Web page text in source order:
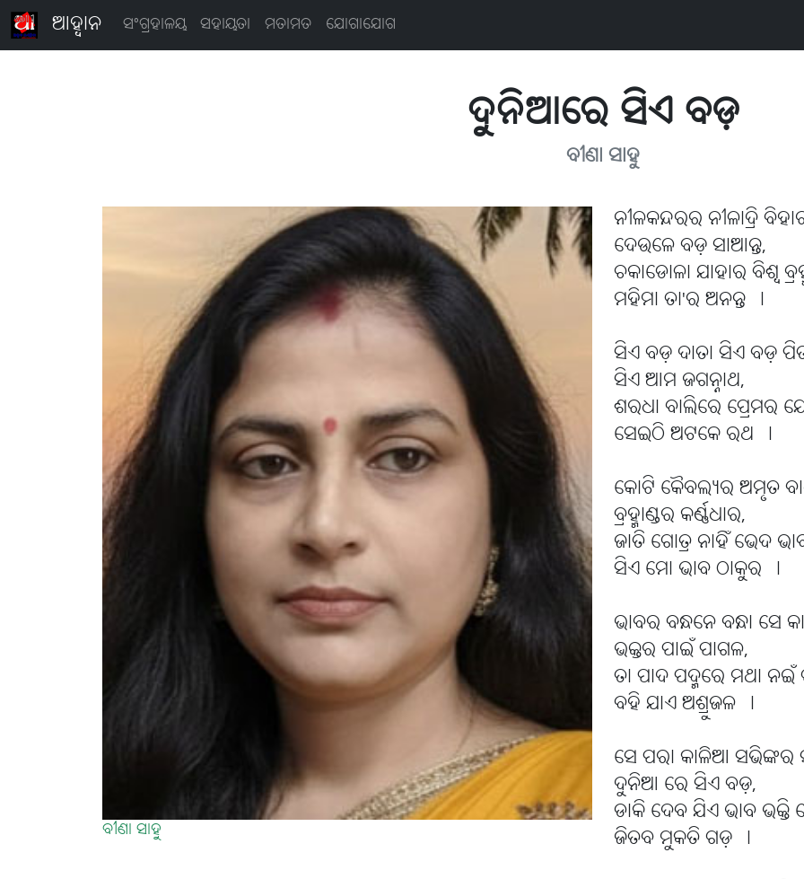
ଆହ୍ବାନ ସଂଗ୍ରହାଳୟ ସହାୟତା ମତାମତ ଯୋଗାଯୋଗ
ଦୁନିଆରେ ସିଏ ବଡ଼
ବୀଣା ସାହୁ
ବୀଣା ସାହୁ
ନୀଳକନ୍ଦରର ନୀଳାଦ୍ରି
ଦେଉଳେ ବଡ଼ ସାଆନ୍ତ,
ଚକାଡୋଳା ଯାହାର ବିଶ୍ୱ
ମହିମା ତା'ର ଅନନ୍ତ ।
ସିଏ ବଡ଼ ଦାତା ସିଏ ବଡ଼
ସିଏ ଆମ ଜଗନ୍ନାଥ,
ଶରଧା ବାଲିରେ ପ୍ରେମର
ସେଇଠି ଅଟକେ ରଥ ।
କୋଟି କୈବଲ୍ୟର ଅମୃତ
ବ୍ରହ୍ମାଣ୍ଡର କର୍ଣ୍ଣଧାର,
ଜାତି ଗୋତ୍ର ନାହିଁ ଭେଦ
ସିଏ ମୋ ଭାବ ଠାକୁର ।
ଭାବର ବନ୍ଧନେ ବନ୍ଧା ସେ
ଭକ୍ତର ପାଇଁ ପାଗଳ,
ତା ପାଦ ପଦ୍ମରେ ମଥା
ବହି ଯାଏ ଅଶ୍ରୁଜଳ ।
ସେ ପରା କାଳିଆ ସଭିଙ୍କର
ଦୁନିଆ ରେ ସିଏ ବଡ଼,
ଡାକି ଦେବ ଯିଏ ଭାବ ଭକ୍ତି
ଜିତବ ମୁକତି ଗଡ଼ ।